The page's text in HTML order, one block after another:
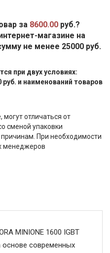
за 8600.00 руб.?
магазине на
не менее 25000 руб.
при двух условиях:
руб. и наименований товаров
отличаться от
сменой упаковки
При необходимости
менеджеров
MINIONE 1600 IGBT
основе современных